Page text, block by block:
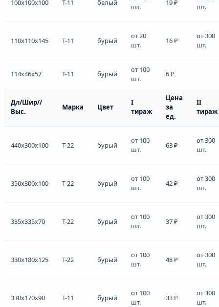
100x100x100 Т-11 белый
шт.
19 ₽
шт.
110x110x145 Т-11 бурый
от 20
шт.
16 ₽
от 300
шт.
114x46x57 Т-11 бурый
от 100
шт.
6 ₽
Дл/Шир//
Выс.
Марка Цвет
I
тираж
Цена
за
ед.
II
тираж
440x300x100 Т-22 бурый
от 100
шт.
63 ₽
от 300
шт.
350x300x100 Т-22 бурый
от 100
шт.
42 ₽
от 300
шт.
335x335x70 Т-22 бурый
от 100
шт.
37 ₽
от 300
шт.
330x180x125 Т-22 бурый
от 100
шт.
48 ₽
от 300
шт.
330x170x90 Т-11 бурый
от 100
шт.
33 ₽
от 300
шт.